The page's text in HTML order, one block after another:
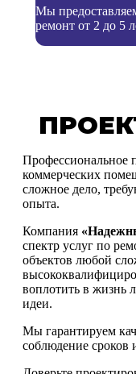
Мы
ремонт от 2 до 5
Профессиональное
коммерческих
сложное дело,
опыта.
Компания
спектр услуг по
объектов любой
воплотить в жизнь
идеи.
Мы гарантируем
соблюдение сроков